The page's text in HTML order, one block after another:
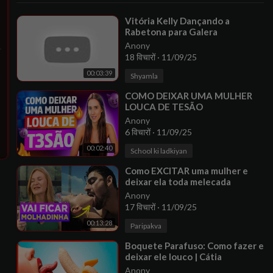
00:03:39
⁣Vitória Kelly Dançando a
Rabetona para Galera
Anony
18 विचारों· 11/09/25
Shyamla
00:02:40
⁣COMO DEIXAR UMA MULHER
LOUCA DE TESÃO
Anony
6 विचारों· 11/09/25
School ki ladkiyan
00:13:28
⁣Como EXCITAR uma mulher e
deixar ela toda melecada
Anony
17 विचारों· 11/09/25
Paripakva
⁣Boquete Parafuso: Como fazer e
deixar ele louco | Cátia
Damasceno
Anony